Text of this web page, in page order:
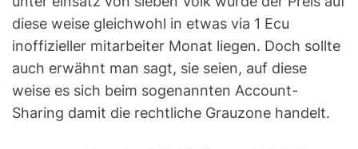
diese weise gleichwohl in etwas via 1 Ecu
inoffizieller mitarbeiter Monat liegen. Doch sollte
auch erwähnt man sagt, sie seien, auf diese
weise es sich beim sogenannten Account-
Sharing damit die rechtliche Grauzone handelt.